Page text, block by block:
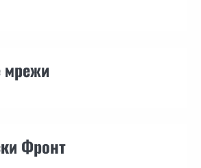
мрежи
Фронт